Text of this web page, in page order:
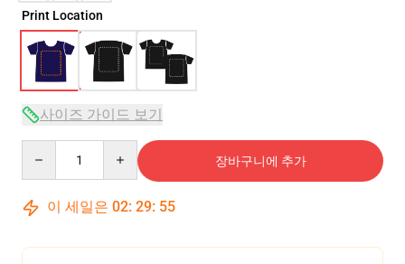
Print Location
사이즈 가이드 보기
장바구니에 추가
이 세일은 02: 29: 54